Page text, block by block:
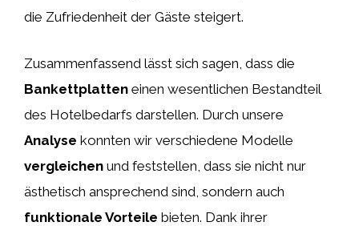
die Zufriedenheit der Gäste steigert.
Zusammenfassend lässt sich sagen, dass die
Bankettplatten einen wesentlichen Bestandteil
des Hotelbedarfs darstellen. Durch unsere
Analyse konnten wir verschiedene Modelle
vergleichen und feststellen, dass sie nicht nur
ästhetisch ansprechend sind, sondern auch
funktionale Vorteile bieten. Dank ihrer